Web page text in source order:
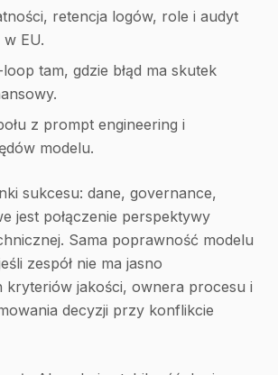
retencja logów, role i audyt
EU.
tam, gdzie błąd ma skutek
z prompt engineering i
modelu.
sukcesu: dane, governance,
jest połączenie perspektywy
Sama poprawność modelu
zespół nie ma jasno
kryteriów jakości, ownera procesu i
decyzji przy konflikcie